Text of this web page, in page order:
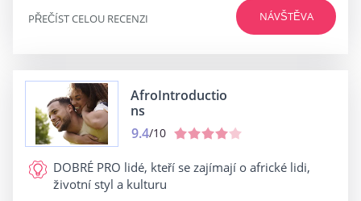
NÁVŠTĚVA
PŘEČÍST CELOU RECENZI
AfroIntroductio
ns
9.4/10
DOBRÉ PRO lidé, kteří se zajímají o africké lidi,
životní styl a kulturu